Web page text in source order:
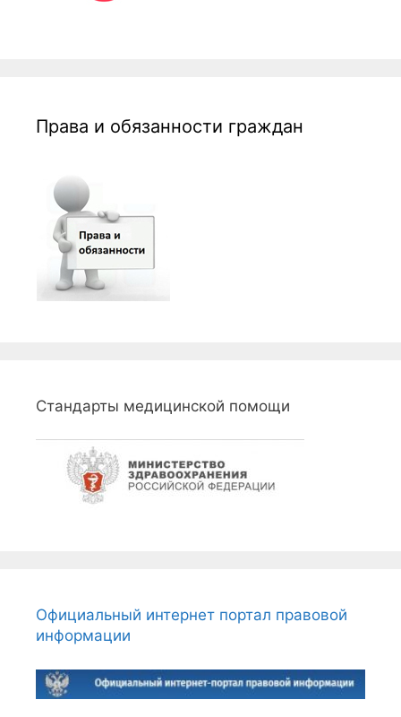
Права и обязанности граждан
Стандарты медицинской помощи
Официальный интернет портал правовой
информации